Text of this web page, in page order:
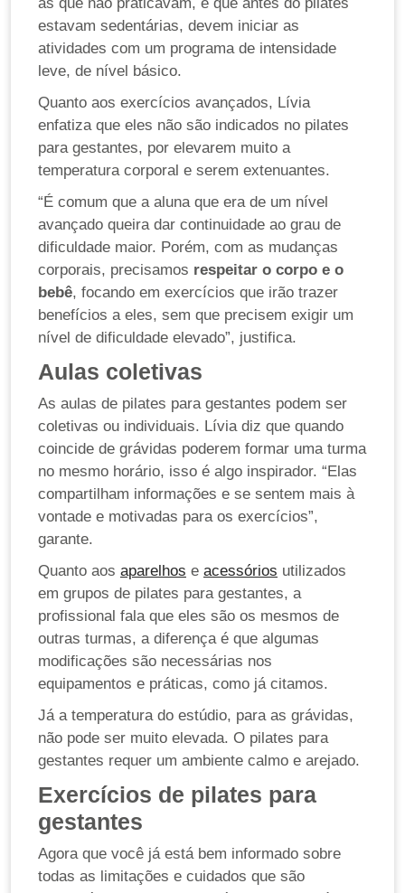
estavam sedentárias, devem iniciar as
atividades com um programa de intensidade
leve, de nível básico.
Quanto aos exercícios avançados, Lívia
enfatiza que eles não são indicados no pilates
para gestantes, por elevarem muito a
temperatura corporal e serem extenuantes.
“É comum que a aluna que era de um nível
avançado queira dar continuidade ao grau de
dificuldade maior. Porém, com as mudanças
corporais, precisamos respeitar o corpo e o
bebê, focando em exercícios que irão trazer
benefícios a eles, sem que precisem exigir um
nível de dificuldade elevado”, justifica.
Aulas coletivas
As aulas de pilates para gestantes podem ser
coletivas ou individuais. Lívia diz que quando
coincide de grávidas poderem formar uma turma
no mesmo horário, isso é algo inspirador. “Elas
compartilham informações e se sentem mais à
vontade e motivadas para os exercícios”,
garante.
Quanto aos aparelhos e acessórios utilizados
em grupos de pilates para gestantes, a
profissional fala que eles são os mesmos de
outras turmas, a diferença é que algumas
modificações são necessárias nos
equipamentos e práticas, como já citamos.
Já a temperatura do estúdio, para as grávidas,
não pode ser muito elevada. O pilates para
gestantes requer um ambiente calmo e arejado.
Exercícios de pilates para
gestantes
Agora que você já está bem informado sobre
todas as limitações e cuidados que são